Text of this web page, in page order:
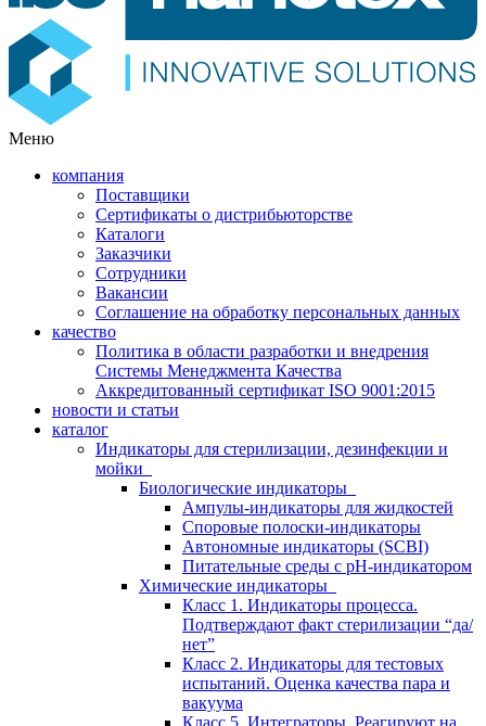
Меню
компания
Поставщики
Сертификаты о дистрибьюторстве
Каталоги
Заказчики
Сотрудники
Вакансии
Соглашение на обработку персональных данных
качество
Политика в области разработки и внедрения
Системы Менеджмента Качества
Аккредитованный сертификат ISO 9001:2015
новости и статьи
каталог
Индикаторы для стерилизации, дезинфекции и
мойки
Биологические индикаторы
Ампулы-индикаторы для жидкостей
Споровые полоски-индикаторы
Автономные индикаторы (SCBI)
Питательные среды с рН-индикатором
Химические индикаторы
Класс 1. Индикаторы процесса.
Подтверждают факт стерилизации “да/
нет”
Класс 2. Индикаторы для тестовых
испытаний. Оценка качества пара и
вакуума